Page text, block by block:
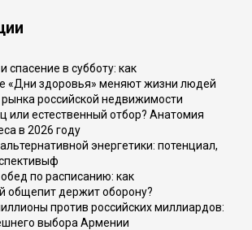
спасение в субботу: как
«Дни здоровья» меняют жизни людей
рынка российской недвижимости
или естественный отбор? Анатомия
в 2026 году
энергетики: потенциал,
по расписанию: как
общепит держит оборону?
против российских миллиардов:
выбора Армении